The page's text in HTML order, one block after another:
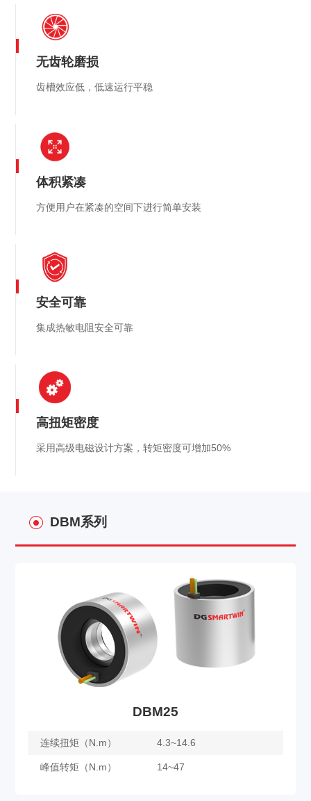
无框直驱电机
模块化直驱电机
力矩电机DDA
圆光栅编码器
直线型编码器
无齿轮磨损
齿槽效应低，低速运行平稳
体积紧凑
方便用户在紧凑的空间下进行简单安装
安全可靠
集成热敏电阻安全可靠
高扭矩密度
采用高级电磁设计方案，转矩密度可增加50%
DBM系列
DBM25
连续扭矩（N.m） 4.3~14.6
峰值转矩（N.m） 14~47